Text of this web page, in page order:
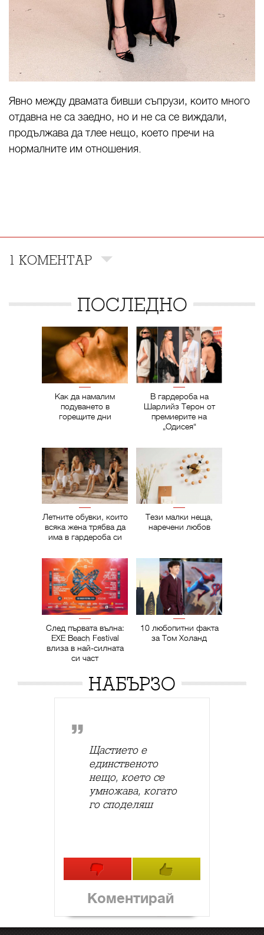
Явно между двамата бивши съпрузи, които много
отдавна не са заедно, но и не са се виждали,
продължава да тлее нещо, което пречи на
нормалните им отношения.
1 КОМЕНТАР
ПОСЛЕДНО
Как да намалим
подуването в
горещите дни
В гардероба на
Шарлийз Терон от
премиерите на
„Одисея“
Летните обувки, които
всяка жена трябва да
има в гардероба си
Тези малки неща,
наречени любов
След първата вълна:
EXE Beach Festival
влиза в най-силната
си част
10 любопитни факта
за Том Холанд
НАБЪРЗО
Щастието е
единственото
нещо, което се
умножава, когато
го споделяш
Коментирай